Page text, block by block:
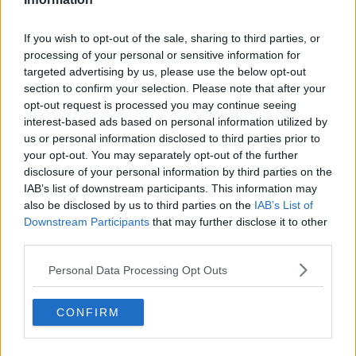
If you wish to opt-out of the sale, sharing to third parties, or
processing of your personal or sensitive information for
targeted advertising by us, please use the below opt-out
section to confirm your selection. Please note that after your
opt-out request is processed you may continue seeing
interest-based ads based on personal information utilized by
us or personal information disclosed to third parties prior to
your opt-out. You may separately opt-out of the further
disclosure of your personal information by third parties on the
IAB’s list of downstream participants. This information may
also be disclosed by us to third parties on the IAB’s List of
Downstream Participants that may further disclose it to other
Personal Data Processing Opt Outs
CONFIRM
L’invisibile fatica mentale
​Buone Vacan(si)e!
​Il lato positivo delle cose
​Storie antiche di tempi moderni
​Quello che alle mamme non dicono
Adultescenza
Homo imbecillis
​4 anni di Blog
Quando il silenzio è aggressivo
​Il passato, questo conosciuto!
​Clima ballerino e sbalzi d’umore
La maternità
​L’uomo o l’orso?
Non hanno un amico a teatro​
​Tutta una questione di rispetto
​Vespa che passione!
​Parole d’amore regalate al vento
​Essere genitori di un adolescente
​Saper pazientare